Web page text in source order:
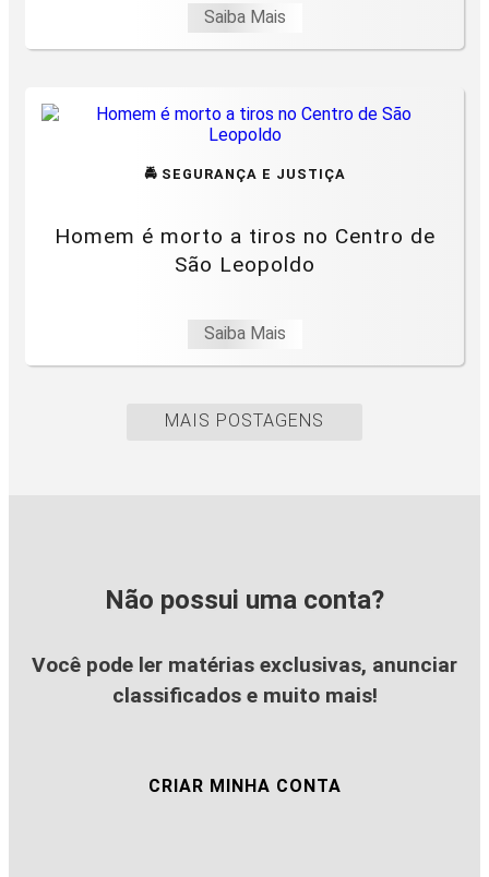
Saiba Mais
🚔 SEGURANÇA E JUSTIÇA
Homem é morto a tiros no Centro de
São Leopoldo
Saiba Mais
MAIS POSTAGENS
Não possui uma conta?
Você pode ler matérias exclusivas, anunciar
classificados e muito mais!
CRIAR MINHA CONTA